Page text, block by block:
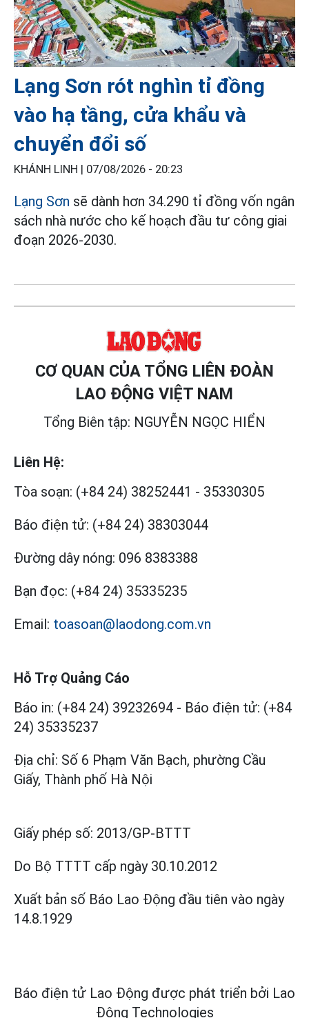
Lạng Sơn rót nghìn tỉ đồng
vào hạ tầng, cửa khẩu và
chuyển đổi số
KHÁNH LINH | 07/08/2026 - 20:23
Lạng Sơn sẽ dành hơn 34.290 tỉ đồng vốn ngân
sách nhà nước cho kế hoạch đầu tư công giai
đoạn 2026-2030.
CƠ QUAN CỦA TỔNG LIÊN ĐOÀN
LAO ĐỘNG VIỆT NAM
Tổng Biên tập: NGUYỄN NGỌC HIỂN
Liên Hệ:
Tòa soạn: (+84 24) 38252441 - 35330305
Báo điện tử: (+84 24) 38303044
Đường dây nóng: 096 8383388
Bạn đọc: (+84 24) 35335235
Email: toasoan@laodong.com.vn
Hỗ Trợ Quảng Cáo
Báo in: (+84 24) 39232694 - Báo điện tử: (+84
24) 35335237
Địa chỉ: Số 6 Phạm Văn Bạch, phường Cầu
Giấy, Thành phố Hà Nội
Giấy phép số: 2013/GP-BTTT
Do Bộ TTTT cấp ngày 30.10.2012
Xuất bản số Báo Lao Động đầu tiên vào ngày
14.8.1929
Báo điện tử Lao Động được phát triển bởi Lao
Động Technologies